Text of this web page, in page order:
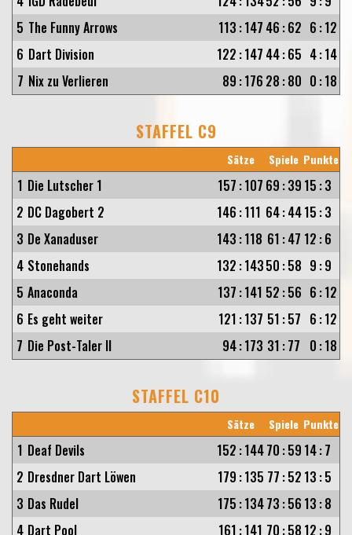
5 The Funny Arrows 113 :147 46 :62 6 :12
6 Dart Division 122 :147 44:65 4:14
7 Nix zu Verlieren 89 :176 28 :80 0 :18
STAFFEL C9
Sätze Spiele Punkte
1 Die Lutscher 1 157 :107 69 :39 15 :3
2 DC Dagobert 2 146 :111 64:4415 :3
3 De Xanaduser 143 :118 61 :47 12 :6
4 Stonehands 132 :14350 :58 9 :9
5 Anaconda 137 :141 52 :56 6 :12
6 Es geht weiter 121 :137 51 :57 6 :12
7 Die Post-Taler II 94:173 31 :77 0 :18
STAFFEL C10
Sätze Spiele Punkte
1 Deaf Devils 152 :14470 :59 14:7
2 Dresdner Dart Löwen 179 :135 77 :52 13 :5
3 Das Rudel 175 :13473 :56 13 :8
4 Dart Pool 161 :141 70 :58 12 :9